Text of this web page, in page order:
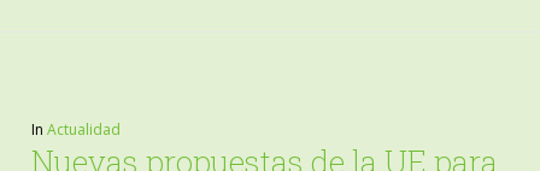
In Actualidad
Nuevas propuestas de la UE para